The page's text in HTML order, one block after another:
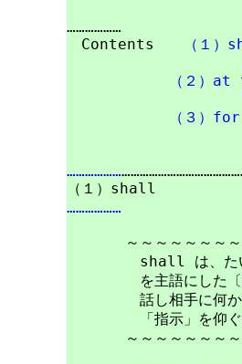
………………
Contents
（１
（２）
（３）
………………
………………
～～～～～～～～～
shall は、たい
を主語にした〔疑
話し相手に何かを〔
「指示」を仰ぐ場
～～～～～～～～～